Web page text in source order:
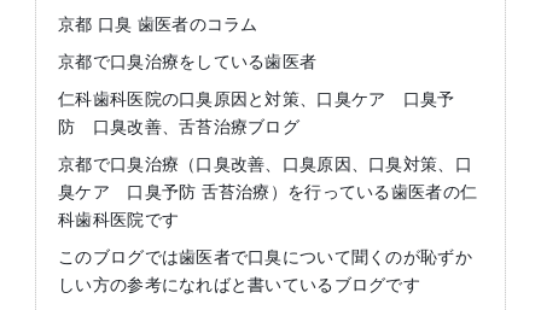
京都 口臭 歯医者のコラム
京都で口臭治療をしている歯医者
仁科歯科医院の口臭原因と対策、口臭ケア 口臭予
防 口臭改善、舌苔治療ブログ
京都で口臭治療（口臭改善、口臭原因、口臭対策、口
臭ケア 口臭予防 舌苔治療）を行っている歯医者の仁
科歯科医院です
このブログでは歯医者で口臭について聞くのが恥ずか
しい方の参考になればと書いているブログです